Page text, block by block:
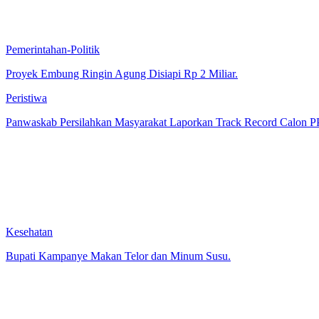
Pemerintahan-Politik
Proyek Embung Ringin Agung Disiapi Rp 2 Miliar.
Peristiwa
Panwaskab Persilahkan Masyarakat Laporkan Track Record Calon
Kesehatan
Bupati Kampanye Makan Telor dan Minum Susu.